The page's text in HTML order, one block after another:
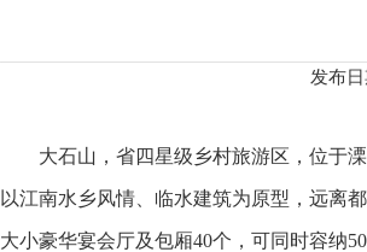
发布日
大石山，省四星级乡村旅游区，位于
以江南水乡风情、临水建筑为原型，远离
大小豪华宴会厅及包厢40个，可同时容纳